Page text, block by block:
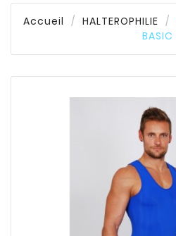
Accueil HALTEROPHILIE
BASIC